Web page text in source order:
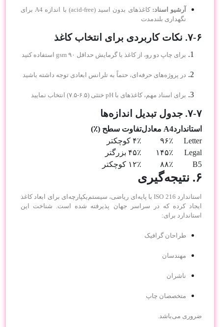
آرشیو اسناد:
کاغذهای بدون اسید (acid-free) با اندازه A4 برای
نگهداری بلندمدت
۷-۶. نکات کاربردی برای انتخاب کاغذ
برای چاپ دو رو، از کاغذ با گرمایش حداقل ۹۰ gsm استفاده کنید
در پروژه‌های حرفه‌ای، حتماً به تلرانس ابعادی توجه داشته باشید
برای اسناد مهم، کاغذهای با pH خنثی (۶.۵-۷.۵) انتخاب نمایید
۷-۷. جدول تبدیل اندازه‌ها
استانداردA4 معادل
تفاوت سطح (٪)
Letter
۹۶٪
۴٪ کوچکتر
Legal
۱۴۵٪
۴۵٪ بزرگتر
B5
۸۸٪ ۱۲٪ کوچکتر
۶. نتیجه‌گیری
استاندارد ISO 216 با پایه‌ای ریاضی، سیستم‌یکپارچه‌ای برای ابعاد کاغذ
ایجاد کرده که در سراسر جهان پذیرفته شده است. شناخت این
استاندارد برای:
طراحان گرافیک
مهندسان
ناشران
متخصصان چاپ
ضروری می‌باشد.